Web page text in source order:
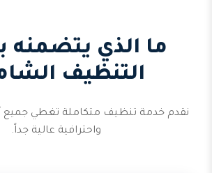
ما الذي يتضمنه
التنظيف
نقدم خدمة تنظيف متكاملة تغطي جميع
واحترافية عالية جداً.